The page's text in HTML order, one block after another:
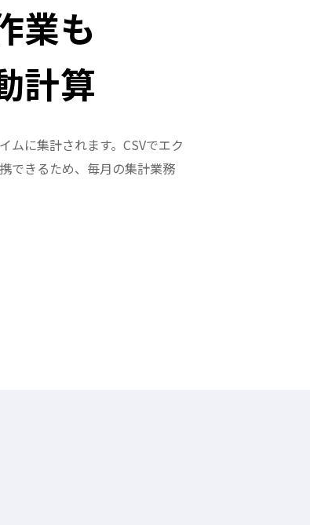
業も
計算
ムに集計されます。CSVでエク
できるため、毎月の集計業務